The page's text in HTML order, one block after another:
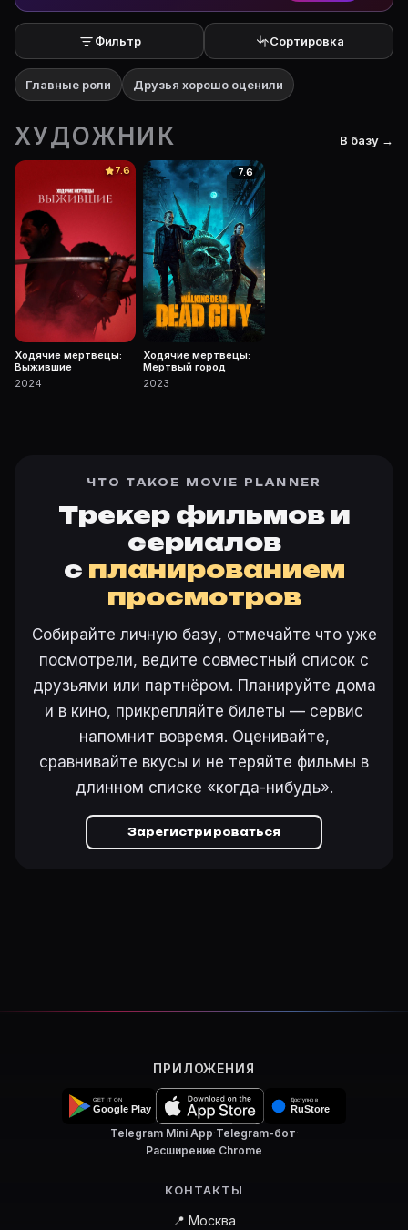
Фильтр Сортировка
Главные роли Друзья хорошо оценили
ХУДОЖНИК В базу →
7.6
Ходячие мертвецы:
Выжившие
2024
7.6
Ходячие мертвецы:
Мертвый город
2023
ЧТО ТАКОЕ MOVIE PLANNER
Трекер фильмов и
сериалов
с планированием
просмотров
Собирайте личную базу, отмечайте что уже
посмотрели, ведите совместный список с
друзьями или партнёром. Планируйте дома
и в кино, прикрепляйте билеты — сервис
напомнит вовремя. Оценивайте,
сравнивайте вкусы и не теряйте фильмы в
длинном списке «когда-нибудь».
Зарегистрироваться
ПРИЛОЖЕНИЯ
Telegram Mini App·Telegram-бот·
Расширение Chrome
КОНТАКТЫ
📍 Москва